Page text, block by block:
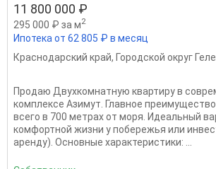
11 800 000 ₽
295 000 ₽ за м2
Ипотека от 62 805 ₽ в месяц
Краснодарский край, Городской округ
Продаю Двухкомнатную квартиру в
комплексе Азимут. Главное
всего в 700 метрах от моря. Идеальный
комфортной жизни у побережья или
аренду). Основные характеристики: ...